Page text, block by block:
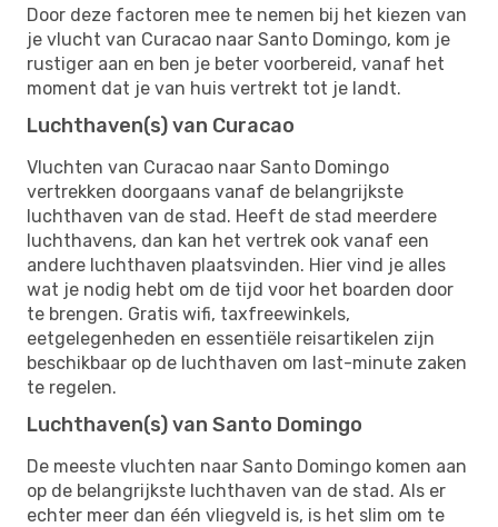
Door deze factoren mee te nemen bij het kiezen van
je vlucht van Curacao naar Santo Domingo, kom je
rustiger aan en ben je beter voorbereid, vanaf het
moment dat je van huis vertrekt tot je landt.
Luchthaven(s) van Curacao
Vluchten van Curacao naar Santo Domingo
vertrekken doorgaans vanaf de belangrijkste
luchthaven van de stad. Heeft de stad meerdere
luchthavens, dan kan het vertrek ook vanaf een
andere luchthaven plaatsvinden. Hier vind je alles
wat je nodig hebt om de tijd voor het boarden door
te brengen. Gratis wifi, taxfreewinkels,
eetgelegenheden en essentiële reisartikelen zijn
beschikbaar op de luchthaven om last-minute zaken
te regelen.
Luchthaven(s) van Santo Domingo
De meeste vluchten naar Santo Domingo komen aan
op de belangrijkste luchthaven van de stad. Als er
echter meer dan één vliegveld is, is het slim om te